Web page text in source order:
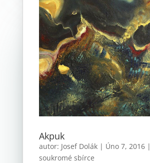
Akpuk
autor: Josef Dolák| Úno 7, 2016|
soukromé sbírce